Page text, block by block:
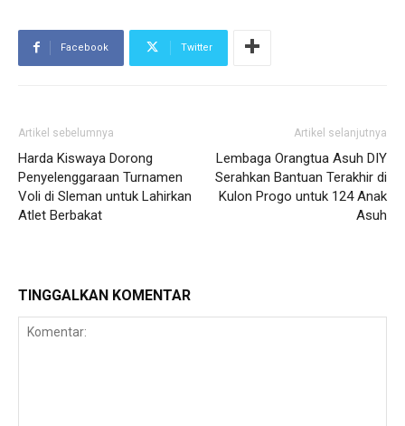
Facebook Twitter
Artikel sebelumnya
Harda Kiswaya Dorong
Penyelenggaraan Turnamen
Voli di Sleman untuk Lahirkan
Atlet Berbakat
Artikel selanjutnya
Lembaga Orangtua Asuh DIY
Serahkan Bantuan Terakhir di
Kulon Progo untuk 124 Anak
Asuh
TINGGALKAN KOMENTAR